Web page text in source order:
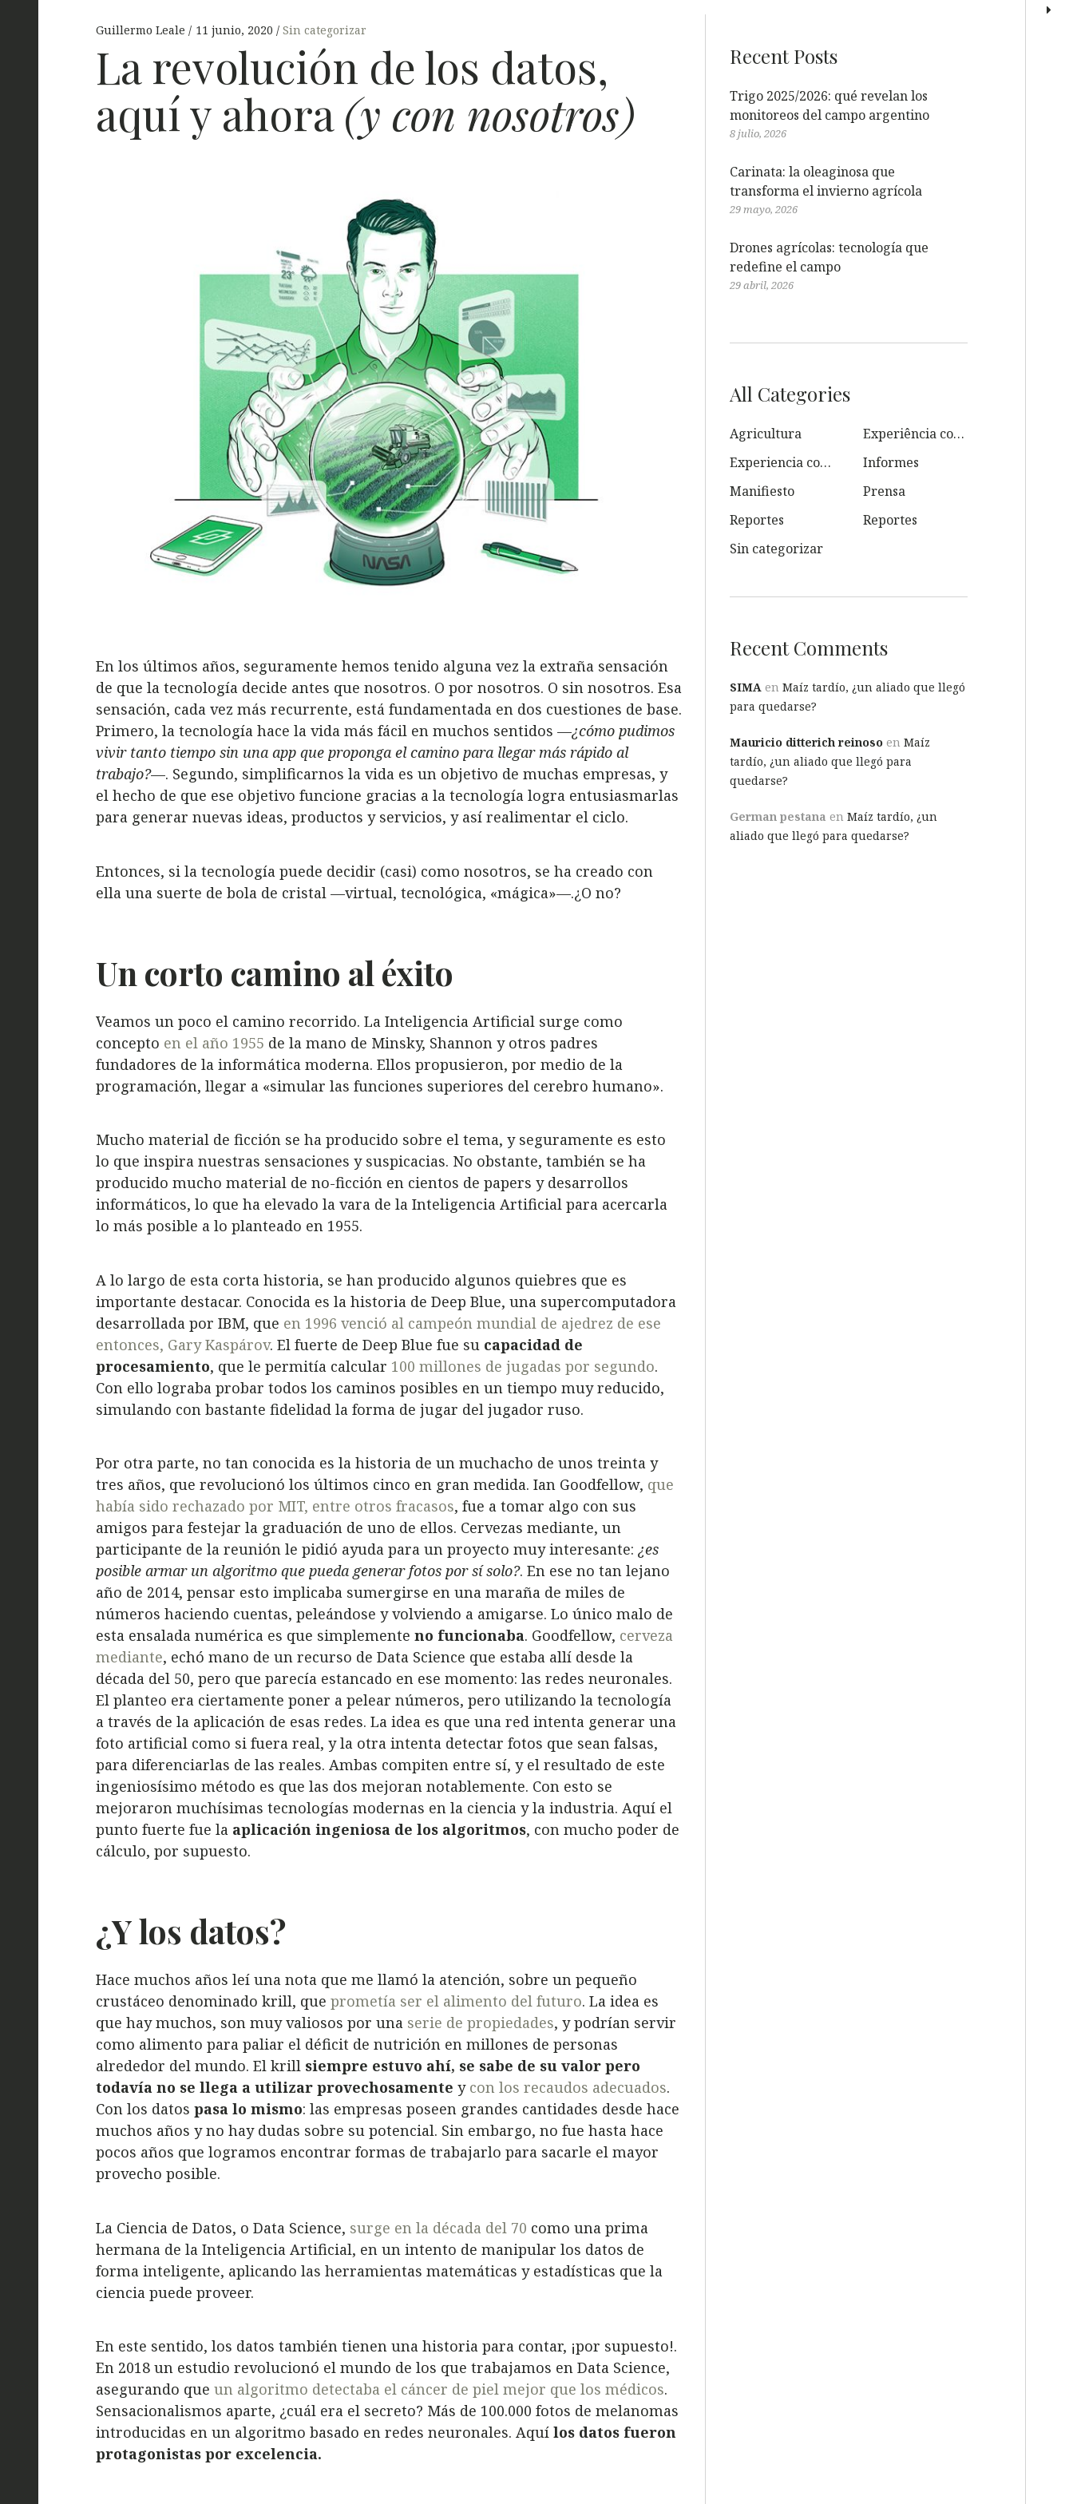
Guillermo Leale 11 junio, 2020 Sin categorizar
La revolución de los datos,
aquí y ahora(y con nosotros)
En los últimos años, seguramente hemos tenido alguna vez la extraña sensación
de que la tecnología decide antes que nosotros. O por nosotros. O sin nosotros. Esa
sensación, cada vez más recurrente, está fundamentada en dos cuestiones de base.
Primero, la tecnología hace la vida más fácil en muchos sentidos —¿cómo pudimos
vivir tanto tiempo sin una app que proponga el camino para llegar más rápido al
trabajo?—. Segundo, simplificarnos la vida es un objetivo de muchas empresas, y
el hecho de que ese objetivo funcione gracias a la tecnología logra entusiasmarlas
para generar nuevas ideas, productos y servicios, y así realimentar el ciclo.
Entonces, si la tecnología puede decidir (casi) como nosotros, se ha creado con
ella una suerte de bola de cristal —virtual, tecnológica, «mágica»—.¿O no?
Un corto camino al éxito
Veamos un poco el camino recorrido. La Inteligencia Artificial surge como
concepto en el año 1955 de la mano de Minsky, Shannon y otros padres
fundadores de la informática moderna. Ellos propusieron, por medio de la
programación, llegar a «simular las funciones superiores del cerebro humano».
Mucho material de ficción se ha producido sobre el tema, y seguramente es esto
lo que inspira nuestras sensaciones y suspicacias. No obstante, también se ha
producido mucho material de no-ficción en cientos de papers y desarrollos
informáticos, lo que ha elevado la vara de la Inteligencia Artificial para acercarla
lo más posible a lo planteado en 1955.
A lo largo de esta corta historia, se han producido algunos quiebres que es
importante destacar. Conocida es la historia de Deep Blue, una supercomputadora
desarrollada por IBM, que en 1996 venció al campeón mundial de ajedrez de ese
entonces, Gary Kaspárov. El fuerte de Deep Blue fue su capacidad de
procesamiento, que le permitía calcular 100 millones de jugadas por segundo.
Con ello lograba probar todos los caminos posibles en un tiempo muy reducido,
simulando con bastante fidelidad la forma de jugar del jugador ruso.
Por otra parte, no tan conocida es la historia de un muchacho de unos treinta y
tres años, que revolucionó los últimos cinco en gran medida. Ian Goodfellow, que
había sido rechazado por MIT, entre otros fracasos, fue a tomar algo con sus
amigos para festejar la graduación de uno de ellos. Cervezas mediante, un
participante de la reunión le pidió ayuda para un proyecto muy interesante: ¿es
posible armar un algoritmo que pueda generar fotos por sí solo?. En ese no tan lejano
año de 2014, pensar esto implicaba sumergirse en una maraña de miles de
números haciendo cuentas, peleándose y volviendo a amigarse. Lo único malo de
esta ensalada numérica es que simplemente no funcionaba. Goodfellow, cerveza
mediante, echó mano de un recurso de Data Science que estaba allí desde la
década del 50, pero que parecía estancado en ese momento: las redes neuronales.
El planteo era ciertamente poner a pelear números, pero utilizando la tecnología
a través de la aplicación de esas redes. La idea es que una red intenta generar una
foto artificial como si fuera real, y la otra intenta detectar fotos que sean falsas,
para diferenciarlas de las reales. Ambas compiten entre sí, y el resultado de este
ingeniosísimo método es que las dos mejoran notablemente. Con esto se
mejoraron muchísimas tecnologías modernas en la ciencia y la industria. Aquí el
punto fuerte fue la aplicación ingeniosa de los algoritmos, con mucho poder de
cálculo, por supuesto.
¿Y los datos?
Hace muchos años leí una nota que me llamó la atención, sobre un pequeño
crustáceo denominado krill, que prometía ser el alimento del futuro. La idea es
que hay muchos, son muy valiosos por una serie de propiedades, y podrían servir
como alimento para paliar el déficit de nutrición en millones de personas
alrededor del mundo. El krill siempre estuvo ahí, se sabe de su valor pero
todavía no se llega a utilizar provechosamente ycon los recaudos adecuados.
Con los datos pasa lo mismo: las empresas poseen grandes cantidades desde hace
muchos años y no hay dudas sobre su potencial. Sin embargo, no fue hasta hace
pocos años que logramos encontrar formas de trabajarlo para sacarle el mayor
provecho posible.
La Ciencia de Datos, o Data Science, surge en la década del 70 como una prima
hermana de la Inteligencia Artificial, en un intento de manipular los datos de
forma inteligente, aplicando las herramientas matemáticas y estadísticas que la
ciencia puede proveer.
En este sentido, los datos también tienen una historia para contar, ¡por supuesto!.
En 2018 un estudio revolucionó el mundo de los que trabajamos en Data Science,
asegurando que un algoritmo detectaba el cáncer de piel mejor que los médicos.
Sensacionalismos aparte, ¿cuál era el secreto? Más de 100.000 fotos de melanomas
introducidas en un algoritmo basado en redes neuronales. Aquí los datos fueron
protagonistas por excelencia.
Recent Posts
Trigo 2025/2026: qué revelan los
monitoreos del campo argentino
8 julio, 2026
Carinata: la oleaginosa que
transforma el invierno agrícola
29 mayo, 2026
Drones agrícolas: tecnología que
redefine el campo
29 abril, 2026
All Categories
Agricultura
Experiência com o SIMA
Experiencia con SIMA
Informes
Manifiesto
Prensa
Reportes
Reportes
Sin categorizar
Recent Comments
SIMA enMaíz tardío, ¿un aliado que llegó
para quedarse?
Mauricio ditterich reinoso enMaíz
tardío, ¿un aliado que llegó para
quedarse?
German pestana enMaíz tardío, ¿un
aliado que llegó para quedarse?